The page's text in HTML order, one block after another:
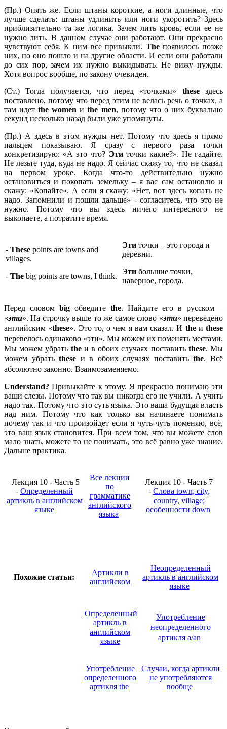
(Пр.) Опять же. Если штаны короткие, а ноги длинные, что
лучше сделать: штаны удлинить или ноги укоротить? Здесь
приблизительно та же логика. Зачем лить кровь, если ее не
нужно лить. В данном случае они работают. Они прекрасно
чувствуют себя. К ним все привыкли. Theпоявилось позже
них, но оно пошло и на другие области. И если они работали
до сих пор, зачем их нужно выкидывать. Не вижу нужды.
Хотя вопрос вообще, по закону очевиден.
(Ст.) Тогда получается, что перед «точками» theseздесь
поставлено, потому что перед этим не велась речь о точках, а
там идетthewomen иthe men, потому что о них буквально
секунд несколько назад были уже упомянуты.
(Пр.) А здесь в этом нужды нет. Потому что здесь я прямо
пальцем показываю. Я сразу с первого раза точки
конкретизирую: «А это что? Этиточки какие?». Не гадайте.
Не лезьте туда, куда не надо. Я сейчас скажу то, что не сказал
на первом уроке. Когда что-то действительно нужно
остановиться и покопать земельку – я вас сам остановлю и
скажу: «Копайте». А если я скажу: «Нет, вот здесь копать не
надо. Запомнили и пошли дальше» - согласитесь, что это не
нужно. Потому что вы здесь ничего интересного не
выкопаете, а потратите время.
- These points are towns and
villages.
- The big points are towns, I think.
Эти точки – это города и
деревни.
Эти большие точки,
наверное, города.
Перед словом big обведите the. Найдите его в русском –
«эти». На строчку выше то же самое слово «эти» переведено
английским «these». Это то, о чем я вам сказал. И theи these
перевелось одинаково «эти». Мы можем их поменять местами.
Мы можем убрать theи в обоих случаях поставить these. Мы
можем убратьthese и в обоих случаях поставитьthe. Всё
абсолютно законно. Взаимозаменяемо.
Understand? Привыкайте к этому. Я прекрасно понимаю эти
ваши слезы. Потому что так вы никогда его не учили. А учить
надо так. Потому что это суть языка. Это ваша будущая власть
над ним. Потому что как только вы начинаете понимать
почему так и что произойдет если я чуть-чуть поменяю, всё,
это ваш язык становится. При всем том, что вы можете слов
мало знать, можете то не понимать, это всё равно уже знание.
Дальше практика.
Лекция 10 - Часть 5
- Определенный
артикль в английском
языке
Все лекции
по
грамматике
английского
языка
Лекция 10 - Часть 7
- Слова town, city,
country, village;
особенности down
Похожие статьи:
Артикли в
английском
Неопределенный
артикль в английском
языке
Определенный
артикль в
английском
языке
Употребление
неопределенного
артикля a/an
Употребление
определенного
артикля the
Случаи, когда артикли
не употребляются
вообще